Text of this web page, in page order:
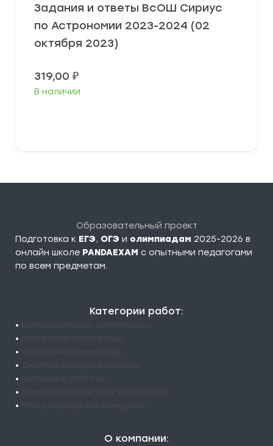
Задания и ответы ВсОШ Сириус
по Астрономии 2023-2024 (02
октября 2023)
319,00 ₽
В наличии
Образовательный проект
Подготовка к ЕГЭ, ОГЭ и олимпиадам 2025-2026 в
онлайн школе PANDAEXAM c опытными педагогами
по всем предметам.
Категории работ:
•
•
•
•
•
•
•
О компании: